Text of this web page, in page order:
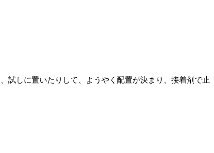
試しに置いたりして、ようやく配置が決まり、接着剤で止